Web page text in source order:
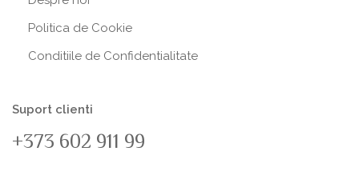
Politica de Сookie
Conditiile de Confidentialitate
Suport clienti
+373 602 911 99